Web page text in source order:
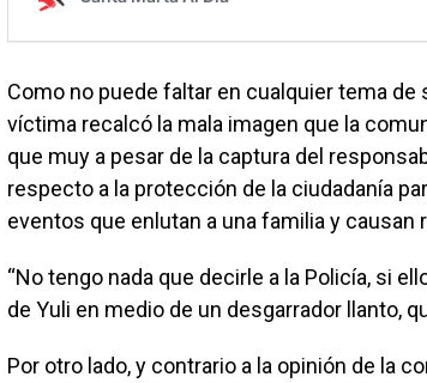
Como no puede faltar en cualquier tema de
víctima recalcó la mala imagen que la
que muy a pesar de la captura del
respecto a la protección de la ciudadanía
eventos que enlutan a una familia y causan
“No tengo nada que decirle a la Policía, si
de Yuli en medio de un desgarrador llanto,
Por otro lado, y contrario a la opinión de la